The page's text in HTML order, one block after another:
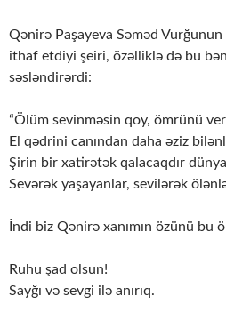
Qənirə Paşayeva Səməd
ithaf etdiyi şeiri, özəlliklə də bu
səsləndirərdi:
“Ölüm sevinməsin qoy, ömrünü
El qədrini canından daha əziz
Şirin bir xatirətək qalacaqdır
Sevərək yaşayanlar, sevilərək
İndi biz Qənirə xanımın özünü bu
Ruhu şad olsun!
Sayğı və sevgi ilə anırıq.